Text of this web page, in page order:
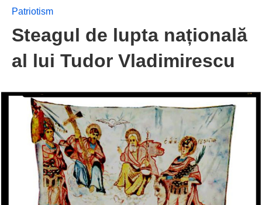
Patriotism
Steagul de lupta națională
al lui Tudor Vladimirescu